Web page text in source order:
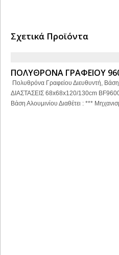
Σχετικά Προϊόντα
ΠΟΛΥΘΡΟΝΑ ΓΡΑΦΕΙΟΥ
Πολυθρόνα Γραφείου Διευθυντή,
ΔΙΑΣΤΑΣΕΙΣ 68x68x120/130cm
Βάση Αλουμινίου Διαθέτει : ***